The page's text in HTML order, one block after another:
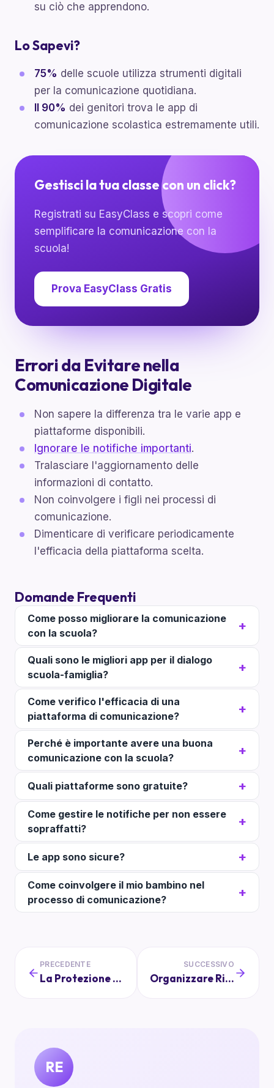
su ciò che apprendono.
Lo Sapevi?
75% delle scuole utilizza strumenti digitali
per la comunicazione quotidiana.
Il 90% dei genitori trova le app di
comunicazione scolastica estremamente utili.
Gestisci la tua classe con un click?
Registrati su EasyClass e scopri come
semplificare la comunicazione con la
scuola!
Prova EasyClass Gratis
Errori da Evitare nella
Comunicazione Digitale
Non sapere la differenza tra le varie app e
piattaforme disponibili.
Ignorare le notifiche importanti.
Tralasciare l'aggiornamento delle
informazioni di contatto.
Non coinvolgere i figli nei processi di
comunicazione.
Dimenticare di verificare periodicamente
l'efficacia della piattaforma scelta.
Domande Frequenti
Come posso migliorare la comunicazione
con la scuola?
Quali sono le migliori app per il dialogo
scuola-famiglia?
Come verifico l'efficacia di una
piattaforma di comunicazione?
Perché è importante avere una buona
comunicazione con la scuola?
Quali piattaforme sono gratuite?
Come gestire le notifiche per non essere
sopraffatti?
Le app sono sicure?
Come coinvolgere il mio bambino nel
processo di comunicazione?
PRECEDENTE
La Protezione dei Dati Personali: Un'Empatia Necessaria
SUCCESSIVO
Organizzare Riunioni Scolastiche Efficaci: Dall'Agenda alla Condivisione degli Obiettivi
RE